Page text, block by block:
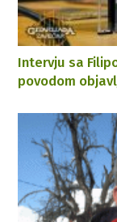
Intervju sa
povodom